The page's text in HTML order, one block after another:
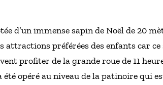
d’un immense sapin de Noël de 20
attractions préférées des enfants car
profiter de la grande roue de 11
opéré au niveau de la patinoire qui